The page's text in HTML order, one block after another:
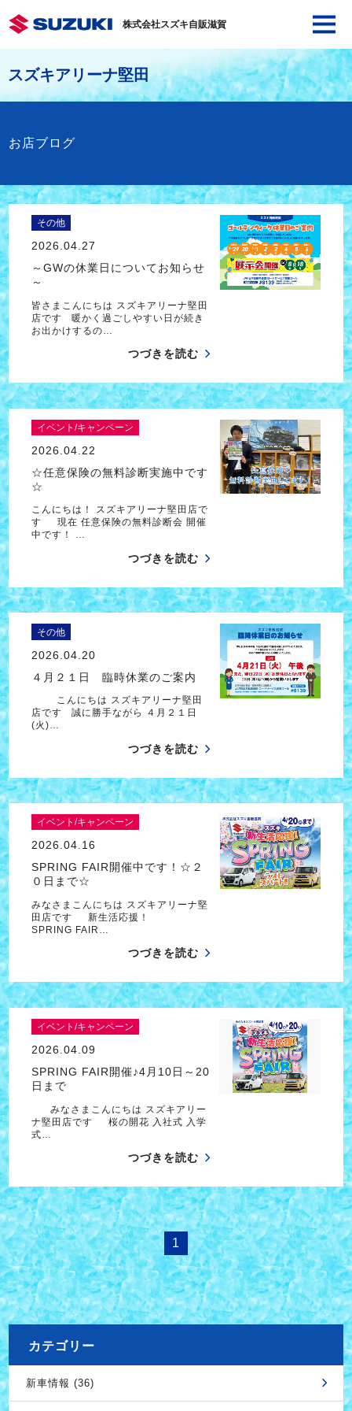
株式会社スズキ自販滋賀
スズキアリーナ堅田
お店ブログ
その他
2026.04.27
～GWの休業日についてお知らせ
～
皆さまこんにちは スズキアリーナ堅田
店です 暖かく過ごしやすい日が続き
お出かけするの…
つづきを読む
イベント/キャンペーン
2026.04.22
☆任意保険の無料診断実施中です
☆
こんにちは！ スズキアリーナ堅田店で
す 現在 任意保険の無料診断会 開催
中です！ …
つづきを読む
その他
2026.04.20
４月２１日 臨時休業のご案内
こんにちは スズキアリーナ堅田
店です 誠に勝手ながら ４月２１日
(火)…
つづきを読む
イベント/キャンペーン
2026.04.16
SPRING FAIR開催中です！☆２
０日まで☆
みなさまこんにちは スズキアリーナ堅
田店です 新生活応援！
SPRING FAIR…
つづきを読む
イベント/キャンペーン
2026.04.09
SPRING FAIR開催♪4月10日～20
日まで
みなさまこんにちは スズキアリー
ナ堅田店です 桜の開花 入社式 入学
式…
つづきを読む
1
カテゴリー
新車情報 (36)